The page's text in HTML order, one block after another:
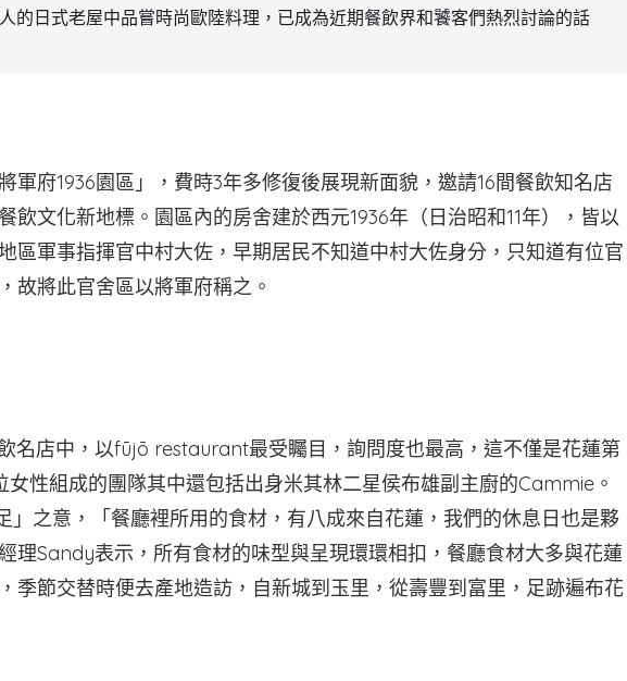
的日式老屋中品嘗時尚歐陸料理，已成為近期餐飲界和饕客們熱烈討論的話
軍府1936園區」，費時3年多修復後展現新面貌，邀請16間餐飲知名店
飲文化新地標。園區內的房舍建於西元1936年（日治昭和11年），皆以
區軍事指揮官中村大佐，早期居民不知道中村大佐身分，只知道有位官
故將此官舍區以將軍府稱之。
名店中，以fūjō restaurant最受矚目，詢問度也最高，這不僅是花蓮第
性組成的團隊其中還包括出身米其林二星侯布雄副主廚的Cammie。
」之意，「餐廳裡所用的食材，有八成來自花蓮，我們的休息日也是夥
理Sandy表示，所有食材的味型與呈現環環相扣，餐廳食材大多與花蓮
季節交替時便去產地造訪，自新城到玉里，從壽豐到富里，足跡遍布花